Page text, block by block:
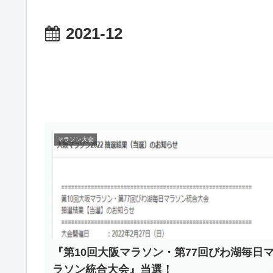
2021-12
マラソン大会
『第10回大阪マラソン・第77回びわ湖毎日
ラソン統合大会』当選！